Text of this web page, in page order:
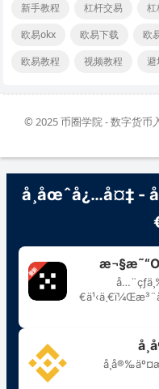
新手教程
杠杆交易 杠
欧易okx
欧易下载 欧
欧易教程
视频教程
© 2025币圈学院 - 数字货币